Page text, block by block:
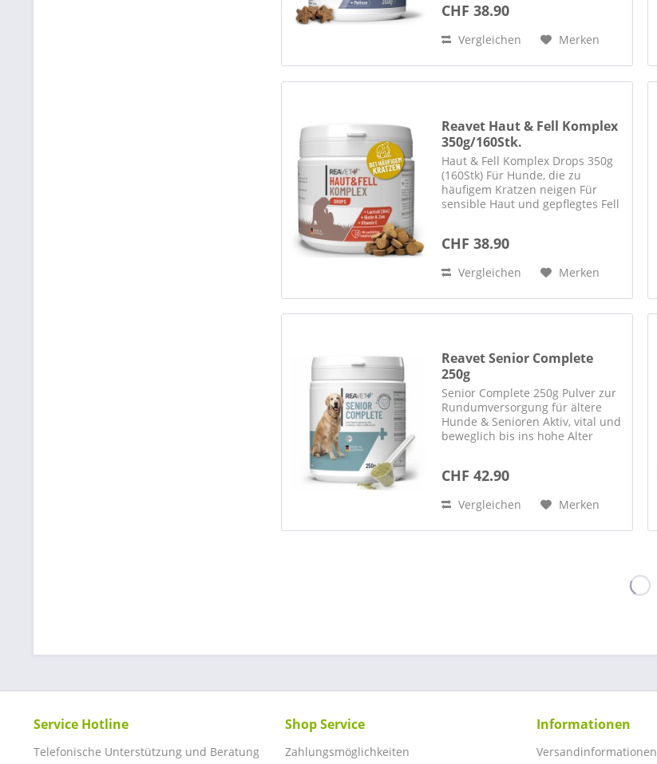
Trainingsphasen, Gewitter oder
REAVET Relax Komplex...
CHF 38.90
Vergleichen Merken
Reavet Haut & Fell Komplex
350g/160Stk.
Haut & Fell Komplex Drops 350g
(160Stk) Für Hunde, die zu
häufigem Kratzen neigen Für
sensible Haut und gepflegtes Fell
Komplex Drops sind
mit...
CHF 38.90
Vergleichen Merken
Reavet Senior Complete
250g
Senior Complete 250g Pulver zur
Rundumversorgung für ältere
Hunde & Senioren Aktiv, vital und
beweglich bis ins hohe Alter
verändern sich die
Hunden. REAVET...
CHF 42.90
Vergleichen Merken
Service Hotline
Telefonische Unterstützung und Beratung
Shop Service
Zahlungsmöglichkeiten
Informationen
Versandinformationen